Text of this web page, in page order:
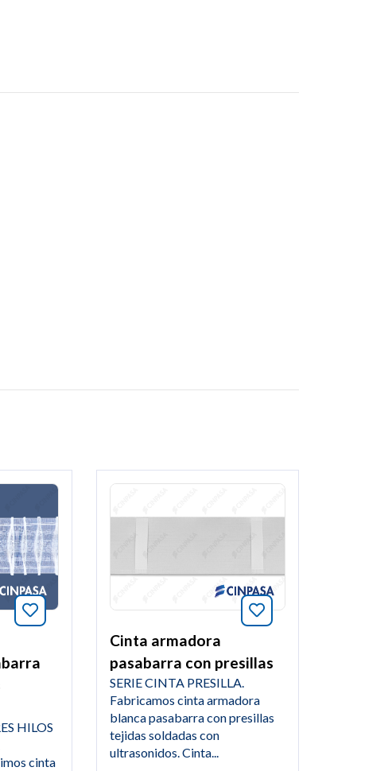
Añade a favoritos este artículo
HILOS
cinta
Añade a favoritos
Cinta armadora
pasabarra con presillas
SERIE CINTA PRESILLA.
Fabricamos cinta armadora
blanca pasabarra con presillas
tejidas soldadas con
ultrasonidos. Cinta...